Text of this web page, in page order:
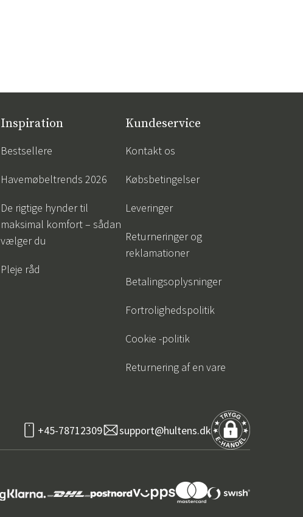
Inspiration
Bestsellere
Havemøbeltrends 2026
De rigtige hynder til
maksimal komfort – sådan
vælger du
Pleje råd
Kundeservice
Kontakt os
Købsbetingelser
Leveringer
Returneringer og
reklamationer
Betalingsoplysninger
Fortrolighedspolitik
Cookie -politik
Returnering af en vare
+45-78712309 support@hultens.dk